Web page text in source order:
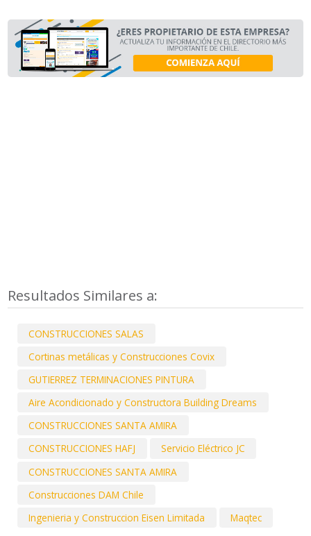
Resultados Similares a:
CONSTRUCCIONES SALAS
Cortinas metálicas y Construcciones Covix
GUTIERREZ TERMINACIONES PINTURA
Aire Acondicionado y Constructora Building Dreams
CONSTRUCCIONES SANTA AMIRA
CONSTRUCCIONES HAFJ
Servicio Eléctrico JC
CONSTRUCCIONES SANTA AMIRA
Construcciones DAM Chile
Ingenieria y Construccion Eisen Limitada
Maqtec